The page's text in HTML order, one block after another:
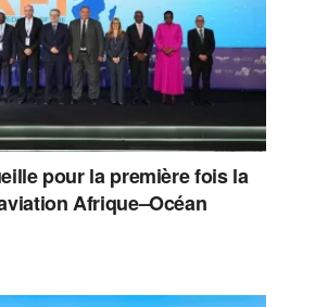
pour la première fois la
Afrique–Océan